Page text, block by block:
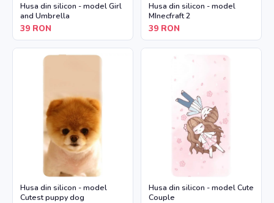
Husa din silicon - model Girl
and Umbrella
39 RON
Husa din silicon - model
MInecfraft 2
39 RON
Husa din silicon - model
Cutest puppy dog
Husa din silicon - model Cute
Couple